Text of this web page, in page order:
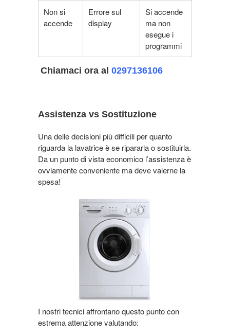
Non si
accende
Errore sul
display
Si accende
ma non
esegue i
programmi
Chiamaci ora al 0297136106
Assistenza vs Sostituzione
Una delle decisioni più difficili per quanto
riguarda la lavatrice è se ripararla o sostituirla.
Da un punto di vista economico l’assistenza è
ovviamente conveniente ma deve valerne la
spesa!
I nostri tecnici affrontano questo punto con
estrema attenzione valutando: